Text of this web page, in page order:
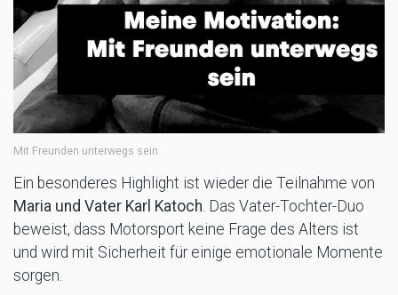
Mit Freunden unterwegs sein
Ein besonderes Highlight ist wieder die Teilnahme von
Maria und Vater Karl Katoch . Das Vater-Tochter-Duo
beweist, dass Motorsport keine Frage des Alters ist
und wird mit Sicherheit für einige emotionale Momente
sorgen.